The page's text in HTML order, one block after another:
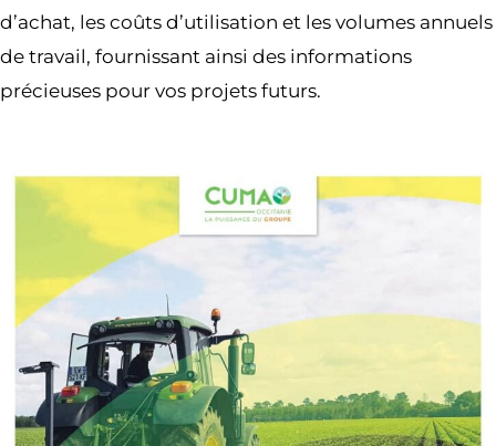
d’achat, les coûts d’utilisation et les volumes annuels
de travail, fournissant ainsi des informations
précieuses pour vos projets futurs.